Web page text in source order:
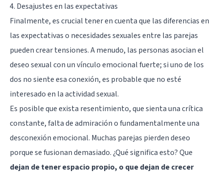
4. Desajustes en las expectativas
Finalmente, es crucial tener en cuenta que las diferencias en
las expectativas o necesidades sexuales entre las parejas
pueden crear tensiones. A menudo, las personas asocian el
deseo sexual con un vínculo emocional fuerte; si uno de los
dos no siente esa conexión, es probable que no esté
interesado en la actividad sexual.
Es posible que exista resentimiento, que sienta una crítica
constante, falta de admiración o fundamentalmente una
desconexión emocional. Muchas parejas pierden deseo
porque se fusionan demasiado. ¿Qué significa esto? Que
dejan de tener espacio propio, o que dejan de crecer